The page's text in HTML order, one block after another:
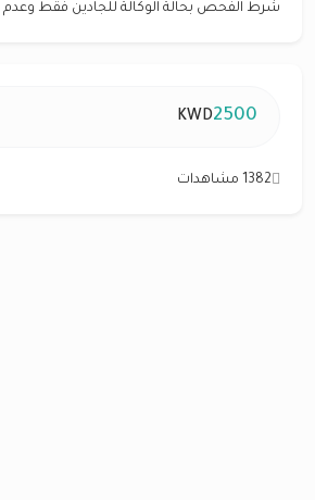
شرط الفحص بحالة الوكالة للجادين فقط وعدم
2500
KWD
1382 مشاهدات